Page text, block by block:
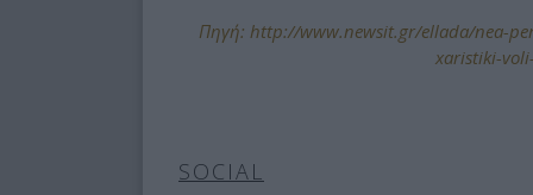
Πηγή: http://www.newsit.gr/ellada/nea-
xaristiki-
SOCIAL